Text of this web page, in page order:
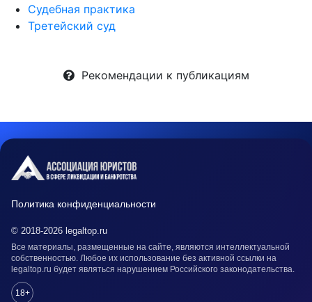
Судебная практика
Третейский суд
Рекомендации к публикациям
Политика конфиденциальности
© 2018-2026 legaltop.ru
Все материалы, размещенные на сайте, являются интеллектуальной
собственностью. Любое их использование без активной ссылки на
legaltop.ru будет являться нарушением Российского законодательства.
18+